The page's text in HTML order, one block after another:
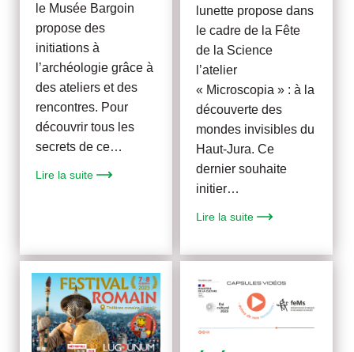
le Musée Bargoin
propose des
initiations à
l’archéologie grâce à
des ateliers et des
rencontres. Pour
découvrir tous les
secrets de ce…
Lire la suite
lunette propose dans
le cadre de la Fête
de la Science
l’atelier
« Microscopia » : à la
découverte des
mondes invisibles du
Haut-Jura. Ce
dernier souhaite
initier…
Lire la suite